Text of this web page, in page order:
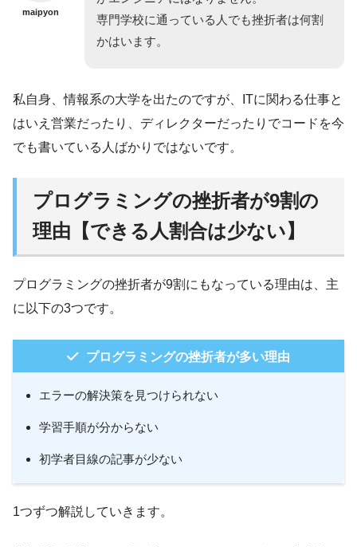
maipyon
専門学校に通っている人でも挫折者は何割
かはいます。
私自身、情報系の大学を出たのですが、ITに関わる仕事と
はいえ営業だったり、ディレクターだったりでコードを今
でも書いている人ばかりではないです。
プログラミングの挫折者が9割の
理由【できる人割合は少ない】
プログラミングの挫折者が9割にもなっている理由は、主
に以下の3つです。
プログラミングの挫折者が多い理由
エラーの解決策を見つけられない
学習手順が分からない
初学者目線の記事が少ない
1つずつ解説していきます。